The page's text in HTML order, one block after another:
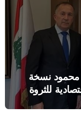
محمود نسخة
للثروة